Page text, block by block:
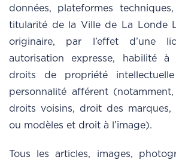
données, plateformes
titularité de la Ville de La Londe
originaire, par l’effet d’une
autorisation expresse, habilité
droits de propriété
personnalité afférent
droits voisins, droit des marques,
ou modèles et droit à l’image).
Tous les articles, images,